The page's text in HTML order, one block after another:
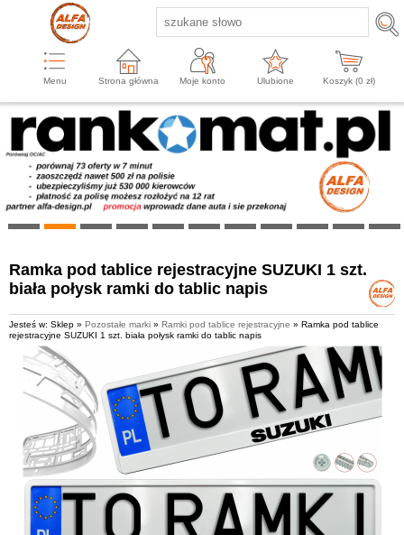
Menu Strona główna Moje konto Ulubione Koszyk (0 zł)
Ramka pod tablice rejestracyjne SUZUKI 1 szt.
biała połysk ramki do tablic napis
Jesteś w: Sklep » Pozostałe marki » Ramki pod tablice rejestracyjne » Ramka pod tablice
rejestracyjne SUZUKI 1 szt. biała połysk ramki do tablic napis